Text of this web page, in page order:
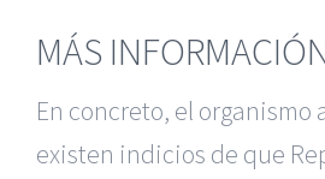
MÁS
En concreto, el organismo
existen indicios de que